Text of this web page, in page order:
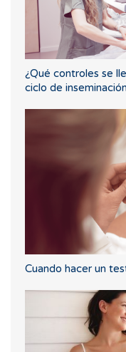
¿Qué controles se
ciclo de
Cuando hacer un